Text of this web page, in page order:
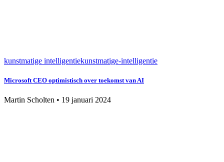
kunstmatige intelligentiekunstmatige-intelligentie
Microsoft CEO optimistisch over toekomst van AI
Martin Scholten • 19 januari 2024